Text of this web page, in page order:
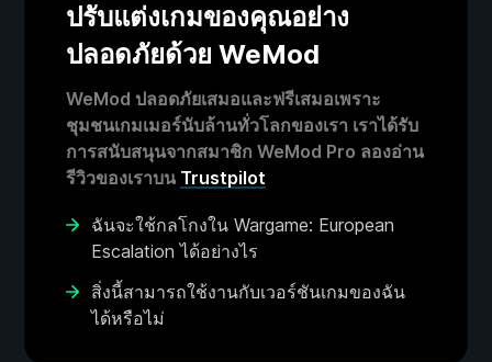
ปรับแต่งเกมของคุณอย่าง
ปลอดภัยด้วย WeMod
WeMod ปลอดภัยเสมอและฟรีเสมอเพราะ
ชุมชนเกมเมอร์นับล้านทั่วโลกของเรา เราได้รับ
การสนับสนุนจากสมาชิก WeMod Pro ลองอ่าน
รีวิวของเราบน Trustpilot
ฉันจะใช้กลโกงใน Wargame: European
Escalation ได้อย่างไร
สิ่งนี้สามารถใช้งานกับเวอร์ชันเกมของฉัน
ได้หรือไม่